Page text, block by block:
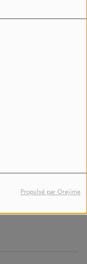
Propulsé par Orejime